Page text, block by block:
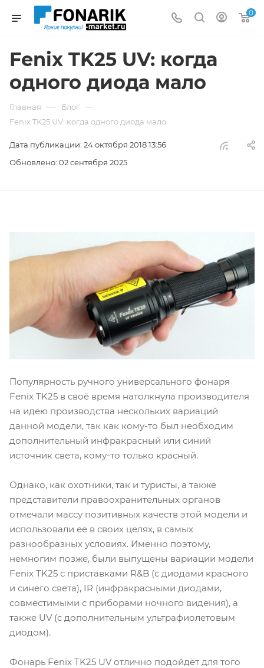
0
Fenix TK25 UV: когда
одного диода мало
Главная — Блог —
Fenix TK25 UV: когда одного диода мало
Дата публикации: 24 октября 2018 13:56
Обновлено: 02 сентября 2025
Популярность ручного универсального фонаря
Fenix TK25 в своё время натолкнула производителя
на идею производства нескольких вариаций
данной модели, так как кому-то был необходим
дополнительный инфракрасный или синий
источник света, кому-то только красный.
Однако, как охотники, так и туристы, а также
представители правоохранительных органов
отмечали массу позитивных качеств этой модели и
использовали её в своих целях, в самых
разнообразных условиях. Именно поэтому,
немногим позже, были выпущены вариации модели
Fenix TK25 с приставками R&B (с диодами красного
и синего света), IR (инфракрасными диодами,
совместимыми с приборами ночного видения), а
также UV (с дополнительным ультрафиолетовым
диодом).
Фонарь Fenix TK25 UV отлично подойдёт для того